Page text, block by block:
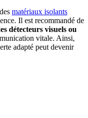
matériaux isolants
Il est recommandé de
détecteurs visuels ou
vitale. Ainsi,
adapté peut devenir